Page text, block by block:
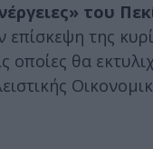
του
επίσκεψη της
οποίες θα